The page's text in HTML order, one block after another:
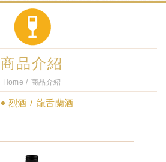
商品介紹
Home 商品介紹
烈酒 龍舌蘭酒